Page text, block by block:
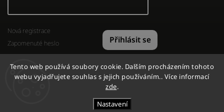
Tento web používá soubory cookie. Dalším procházením tohoto
webu vyjadřujete souhlas s jejich používáním.. Více informací
zde.
Nastavení
Přihlásit se
Nová registrace
Zapomenuté heslo
GYMSHOP. Všechna práva vyhrazena.